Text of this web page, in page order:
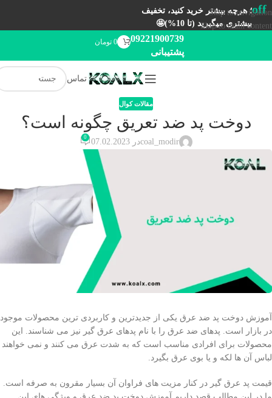
Skip to navigation
Skip to main content
off؛ هرچه بیشتر خرید کنید، تخفیف
بیشتری میگیرید (تا 10%)🤩
09221900739
پشتیبانی
0 تومان
تماس
مقالات کوال
دوخت پد ضد تعریق چگونه است؟
coal_modirدر 07.02.2023 0
آموزش دوخت پد ضد عرق یکی از جدیدترین و کاربردی ترین محصولات موجود
در بازار است. پدهای ضد عرق را با نام پدهای عرق گیر نیز می شناسند. این
محصولات برای افرادی مناسب است که به شدت عرق می کنند و نمی خواهند
لباس آن ها لکه و یا بوی عرق بگیرد.
قیمت پد عرق گیر در کنار مزیت های فراوان آن بسیار مقرون به صرفه است.